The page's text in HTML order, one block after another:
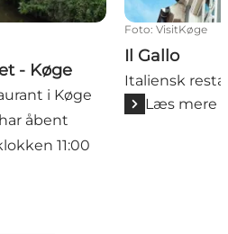
- Køge
i Køge
åbent
11:00
Foto: VisitKøge
Il Gallo
Italiensk
Læs mere